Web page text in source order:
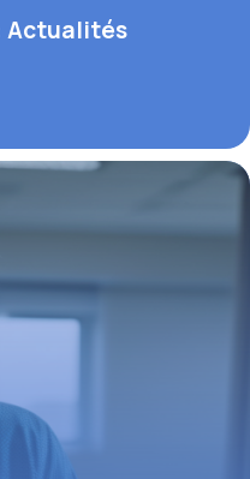
Actualités